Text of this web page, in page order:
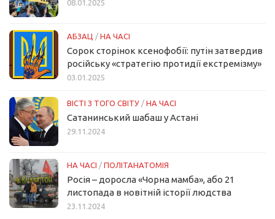
08.01.2025
АБЗАЦ / НА ЧАСІ
Сорок сторінок ксенофобії: путін затвердив
російську «стратегію протидії екстремізму»
03.01.2025
ВІСТІ З ТОГО СВІТУ / НА ЧАСІ
Сатанинський шабаш у Астані
29.11.2024
НА ЧАСІ / ПОЛІТАНАТОМІЯ
Росія – доросла «Чорна мамба», або 21
листопада в новітній історії людства
23.11.2024